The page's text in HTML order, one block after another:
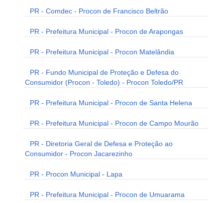
PR - Comdec - Procon de Francisco Beltrão
PR - Prefeitura Municipal - Procon de Arapongas
PR - Prefeitura Municipal - Procon Matelândia
PR - Fundo Municipal de Proteção e Defesa do
Consumidor (Procon - Toledo) - Procon Toledo/PR
PR - Prefeitura Municipal - Procon de Santa Helena
PR - Prefeitura Municipal - Procon de Campo Mourão
PR - Diretoria Geral de Defesa e Proteção ao
Consumidor - Procon Jacarezinho
PR - Procon Municipal - Lapa
PR - Prefeitura Municipal - Procon de Umuarama